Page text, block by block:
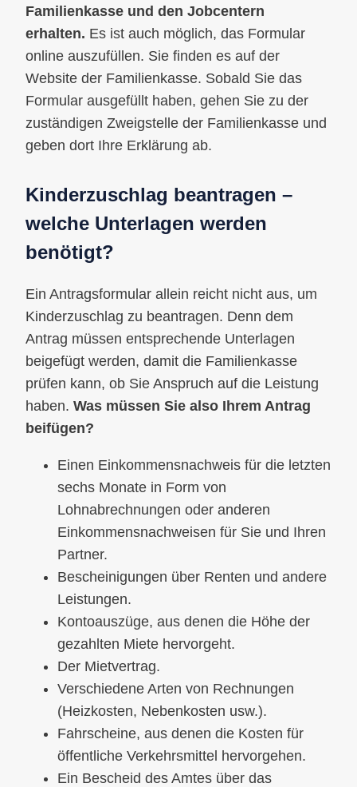
Familienkasse und den Jobcentern
erhalten. Es ist auch möglich, das Formular
online auszufüllen. Sie finden es auf der
Website der Familienkasse. Sobald Sie das
Formular ausgefüllt haben, gehen Sie zu der
zuständigen Zweigstelle der Familienkasse und
geben dort Ihre Erklärung ab.
Kinderzuschlag beantragen –
welche Unterlagen werden
benötigt?
Ein Antragsformular allein reicht nicht aus, um
Kinderzuschlag zu beantragen. Denn dem
Antrag müssen entsprechende Unterlagen
beigefügt werden, damit die Familienkasse
prüfen kann, ob Sie Anspruch auf die Leistung
haben. Was müssen Sie also Ihrem Antrag
beifügen?
Einen Einkommensnachweis für die letzten
sechs Monate in Form von
Lohnabrechnungen oder anderen
Einkommensnachweisen für Sie und Ihren
Partner.
Bescheinigungen über Renten und andere
Leistungen.
Kontoauszüge, aus denen die Höhe der
gezahlten Miete hervorgeht.
Der Mietvertrag.
Verschiedene Arten von Rechnungen
(Heizkosten, Nebenkosten usw.).
Fahrscheine, aus denen die Kosten für
öffentliche Verkehrsmittel hervorgehen.
Ein Bescheid des Amtes über das